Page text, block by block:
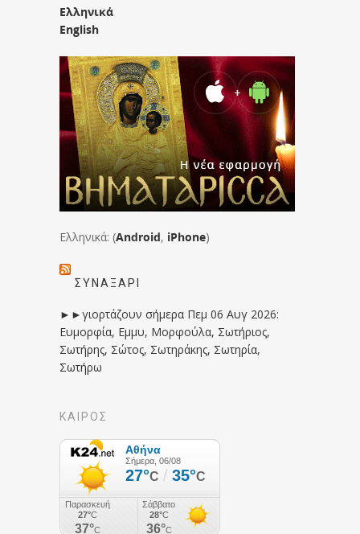
Ελληνικά
English
Ελληνικά: (Android, iPhone)
ΣΥΝΑΞΆΡΙ
►►γιορτάζουν σήμερα Πεμ 06 Αυγ 2026:
Ευμορφία, Εμμυ, Μορφούλα, Σωτήριος,
Σωτήρης, Σώτος, Σωτηράκης, Σωτηρία,
Σωτήρω
ΚΑΙΡΟΣ